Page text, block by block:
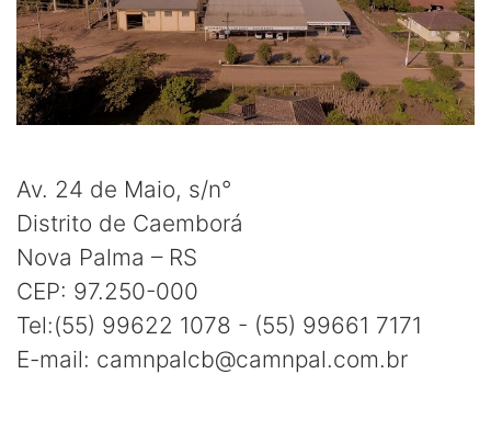
Av. 24 de Maio, s/n°
Distrito de Caemborá
Nova Palma – RS
CEP: 97.250-000
Tel:(55) 99622 1078 - (55) 99661 7171
E-mail: camnpalcb@camnpal.com.br